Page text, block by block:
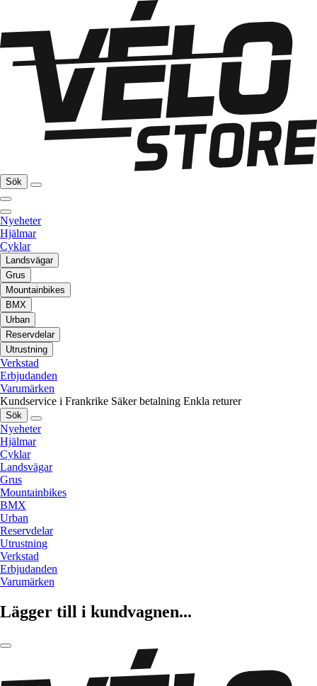
Sök
Nyeheter
Hjälmar
Cyklar
Landsvägar
Grus
Mountainbikes
BMX
Urban
Reservdelar
Utrustning
Verkstad
Erbjudanden
Varumärken
Kundservice i Frankrike Säker betalning Enkla returer
Sök
Nyeheter
Hjälmar
Cyklar
Landsvägar
Grus
Mountainbikes
BMX
Urban
Reservdelar
Utrustning
Verkstad
Erbjudanden
Varumärken
Lägger till i kundvagnen...